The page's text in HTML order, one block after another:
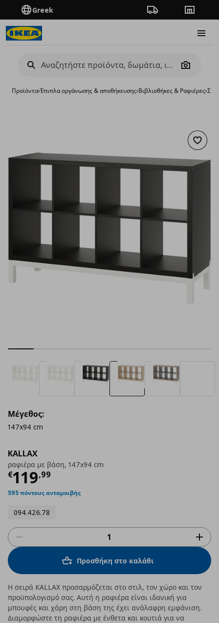
Greek Πορεία παραγγελίας
Camera
Προϊόντα›Έπιπλα οργάνωσης & αποθήκευσης›Βιβλιοθήκες & Ραφιέρες›
KALLAX
ραφιέρα με βάση, 147x94 cm
€119,99
Τρέχουσα τιμή
595 πόντους ανταμοιβής
094.426.78
Μέγεθος:
147x94 cm
Προσθήκη στο καλάθι
Η σειρά KALLAX προσαρμόζεται στο στιλ, τον χώρο και τον
προϋπολογισμό σας. Αυτή η ραφιέρα είναι ιδανική για
μπουφές και χάρη στη βάση της έχει ανάλαφρη εμφάνιση.
Διαμορφώστε τη ραφιέρα με ένθετα και κουτιά για να